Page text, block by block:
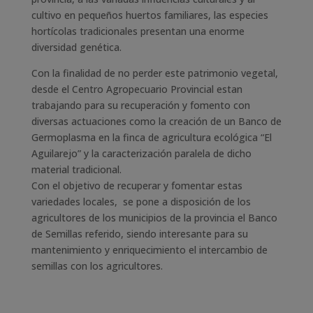
cultivo en pequeños huertos familiares, las especies
hortícolas tradicionales presentan una enorme
diversidad genética.
Con la finalidad de no perder este patrimonio vegetal,
desde el Centro Agropecuario Provincial estan
trabajando para su recuperación y fomento con
diversas actuaciones como la creación de un Banco de
Germoplasma en la finca de agricultura ecológica “El
Aguilarejo” y la caracterización paralela de dicho
material tradicional.
Con el objetivo de recuperar y fomentar estas
variedades locales, se pone a disposición de los
agricultores de los municipios de la provincia el Banco
de Semillas referido, siendo interesante para su
mantenimiento y enriquecimiento el intercambio de
semillas con los agricultores.